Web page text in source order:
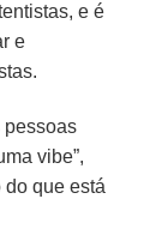
e é
e
pessoas
vibe”,
que está